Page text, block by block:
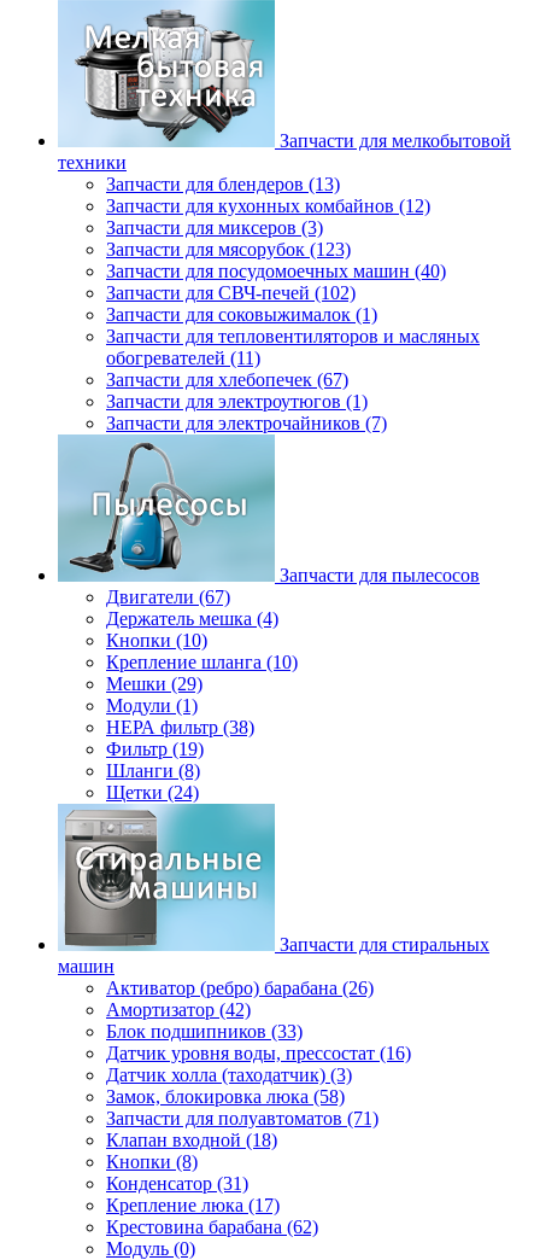
Запчасти для мелкобытовой
техники
Запчасти для блендеров (13)
Запчасти для кухонных комбайнов (12)
Запчасти для миксеров (3)
Запчасти для мясорубок (123)
Запчасти для посудомоечных машин (40)
Запчасти для СВЧ-печей (102)
Запчасти для соковыжималок (1)
Запчасти для тепловентиляторов и масляных
обогревателей (11)
Запчасти для хлебопечек (67)
Запчасти для электроутюгов (1)
Запчасти для электрочайников (7)
Запчасти для пылесосов
Двигатели (67)
Держатель мешка (4)
Кнопки (10)
Крепление шланга (10)
Мешки (29)
Модули (1)
НЕРА фильтр (38)
Фильтр (19)
Шланги (8)
Щетки (24)
Запчасти для стиральных
машин
Активатор (ребро) барабана (26)
Амортизатор (42)
Блок подшипников (33)
Датчик уровня воды, прессостат (16)
Датчик холла (таходатчик) (3)
Замок, блокировка люка (58)
Запчасти для полуавтоматов (71)
Клапан входной (18)
Кнопки (8)
Конденсатор (31)
Крепление люка (17)
Крестовина барабана (62)
Модуль (0)